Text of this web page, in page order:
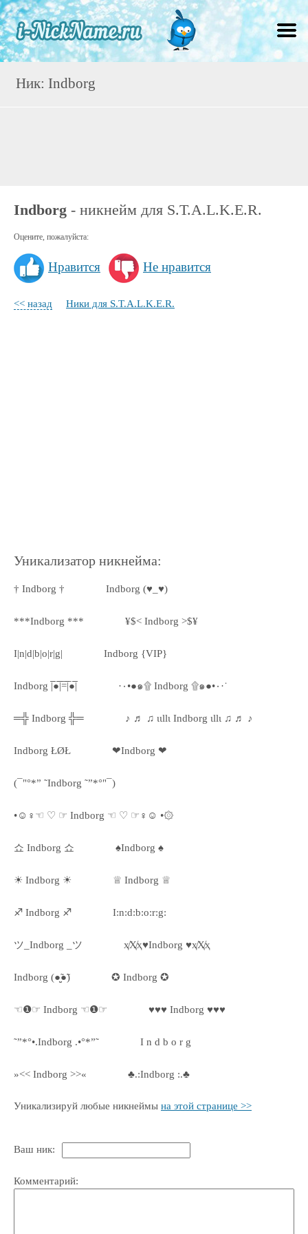
Ник: Indborg
Indborg - никнейм для S.T.A.L.K.E.R.
Оцените, пожалуйста:
Нравится Не нравится
<< назад Ники для S.T.A.L.K.E.R.
Уникализатор никнейма:
† Indborg † Indborg (♥_♥)
***Indborg *** ¥$< Indborg >$¥
I|n|d|b|o|r|g| Indborg {VIP}
Indborg |̅̅●̅̅|̅̅=̅̅|̅●̅̅| ·٠•●๑۩ Indborg ۩๑●•٠·˙
═╬ Indborg ╬═ ♪ ♬ ♫ ιιllι Indborg ιllι ♫ ♬ ♪
Indborg ŁØŁ ❤Indborg ❤
(¯"°*” ˜Indborg ˜”*°"¯)
•☺♀☜ ♡ ☞ Indborg ☜ ♡ ☞♀☺ •۞
쇼 Indborg 쇼 ♠Indborg ♠
☀ Indborg ☀ ♕ Indborg ♕
♐ Indborg ♐ I:n:d:b:o:r:g:
ツ_Indborg _ツ ҳ̸Ҳ̸ҳ♥Indborg ♥ҳ̸Ҳ̸ҳ
Indborg (●̮̮̃●̃) ✪ Indborg ✪
☜❶☞ Indborg ☜❶☞ ♥♥♥ Indborg ♥♥♥
˜”*°•.Indborg .•°*”˜ I n d b o r g
»<< Indborg >>« ♣.:Indborg :.♣
Уникализируй любые никнеймы на этой странице >>
Ваш ник:
Комментарий: